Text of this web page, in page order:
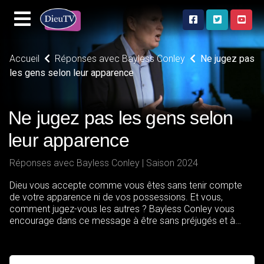
Accueil Réponses avec Bayless Conley
Ne jugez pas
les gens selon leur apparence
Ne jugez pas les gens selon
leur apparence
Réponses avec Bayless Conley | Saison 2024
Dieu vous accepte comme vous êtes sans tenir compte
de votre apparence ni de vos possessions. Et vous,
comment jugez-vous les autres ? Bayless Conley vous
encourage dans ce message à être sans préjugés et à
pied de la croix !